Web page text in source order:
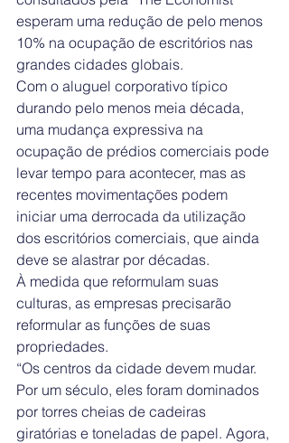
esperam uma redução de pelo menos
10% na ocupação de escritórios nas
grandes cidades globais.
Com o aluguel corporativo típico
durando pelo menos meia década,
uma mudança expressiva na
ocupação de prédios comerciais pode
levar tempo para acontecer, mas as
recentes movimentações podem
iniciar uma derrocada da utilização
dos escritórios comerciais, que ainda
deve se alastrar por décadas.
À medida que reformulam suas
culturas, as empresas precisarão
reformular as funções de suas
propriedades.
“Os centros da cidade devem mudar.
Por um século, eles foram dominados
por torres cheias de cadeiras
giratórias e toneladas de papel. Agora,